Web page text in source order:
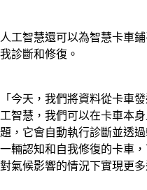
人工智慧還可以為智慧卡車
我診斷和修復。
「今天，我們將資料從卡車
工智慧，我們可以在卡車本
題，它會自動執行診斷並透
一輛認知和自我修復的卡車
對氣候影響的情況下實現更多